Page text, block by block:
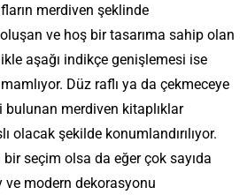
merdiven şeklinde
ve hoş bir tasarıma sahip olan
aşağı indikçe genişlemesi ise
Düz raflı ya da çekmeceye
bulunan merdiven kitaplıklar
olacak şekilde konumlandırılıyor.
seçim olsa da eğer çok sayıda
ve modern dekorasyonu